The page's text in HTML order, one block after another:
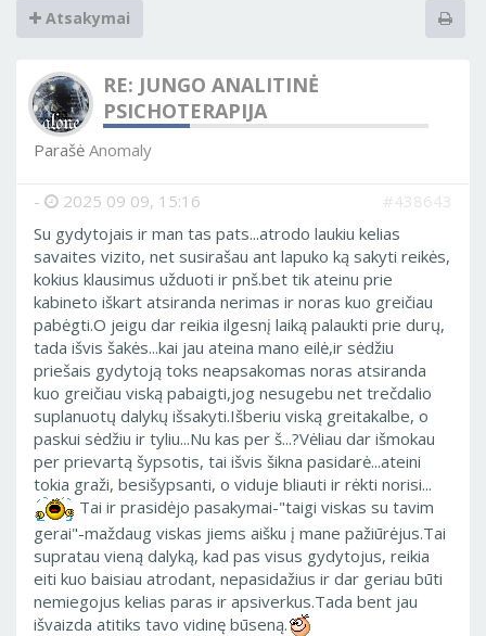
Atsakymai
RE: JUNGO ANALITINĖ
PSICHOTERAPIJA
Parašė Anomaly
- 2025 09 09, 15:16
#438643
Su gydytojais ir man tas pats...atrodo laukiu kelias
savaites vizito, net susirašau ant lapuko ką sakyti reikės,
kokius klausimus užduoti ir pnš.bet tik ateinu prie
kabineto iškart atsiranda nerimas ir noras kuo greičiau
pabėgti.O jeigu dar reikia ilgesnį laiką palaukti prie durų,
tada išvis šakės...kai jau ateina mano eilė,ir sėdžiu
priešais gydytoją toks neapsakomas noras atsiranda
kuo greičiau viską pabaigti,jog nesugebu net trečdalio
suplanuotų dalykų išsakyti.Išberiu viską greitakalbe, o
paskui sėdžiu ir tyliu...Nu kas per š...?Vėliau dar išmokau
per prievartą šypsotis, tai išvis šikna pasidarė...ateini
tokia graži, besišypsanti, o viduje bliauti ir rėkti norisi...
Tai ir prasidėjo pasakymai-"taigi viskas su tavim
gerai"-maždaug viskas jiems aišku į mane pažiūrėjus.Tai
supratau vieną dalyką, kad pas visus gydytojus, reikia
eiti kuo baisiau atrodant, nepasidažius ir dar geriau būti
nemiegojus kelias paras ir apsiverkus.Tada bent jau
išvaizda atitiks tavo vidinę būseną.